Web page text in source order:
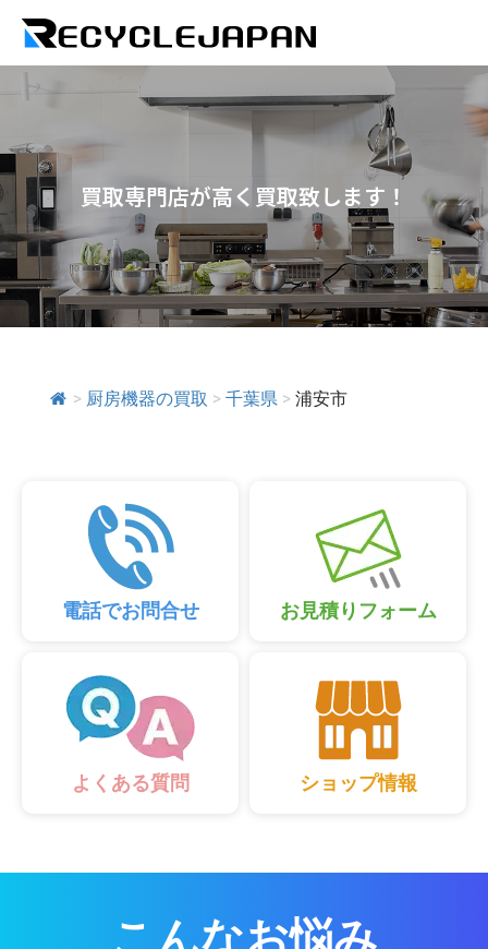
買取専門店が高く買取致します！
> 厨房機器の買取 > 千葉県 > 浦安市
電話でお問合せ お見積りフォーム
よくある質問 ショップ情報
こんなお悩み